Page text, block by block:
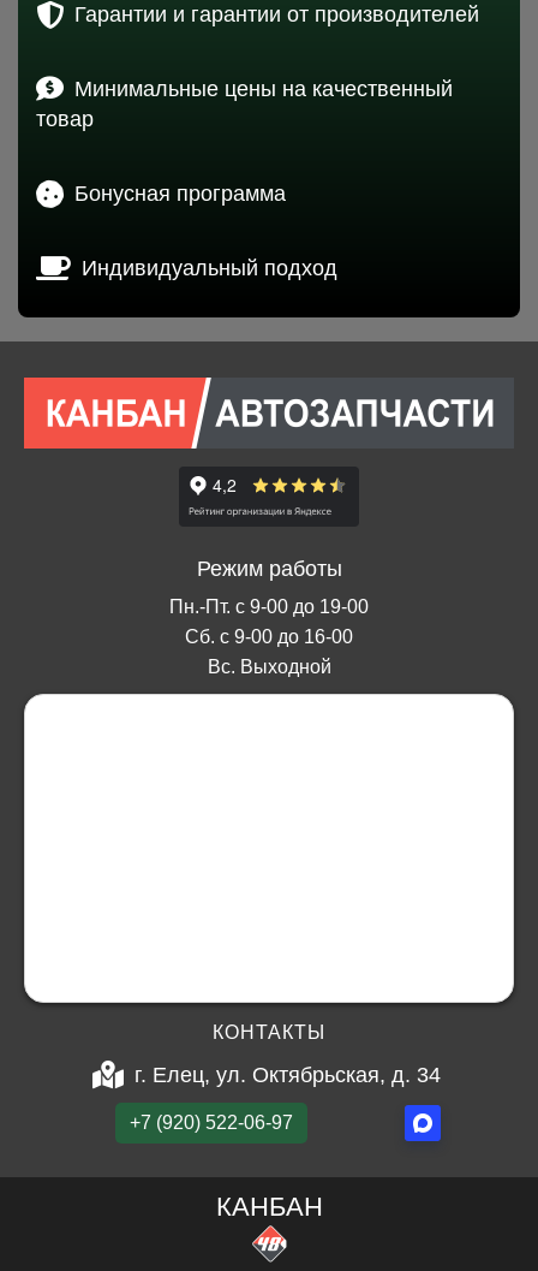
Гарантии и гарантии от производителей
Минимальные цены на качественный
товар
Бонусная программа
Индивидуальный подход
Режим работы
Пн.-Пт. с 9-00 до 19-00
Сб. с 9-00 до 16-00
Вс. Выходной
КОНТАКТЫ
г. Елец, ул. Октябрьская, д. 34
+7 (920) 522-06-97
КАНБАН